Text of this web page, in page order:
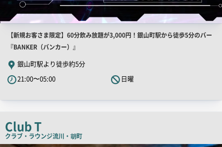
店
舗
PR
キ
ャ
ピ
ー
【新規お客さま限定】60分飲み放題が3,000円！銀山町駅から徒歩5分のバー
『BANKER（バンカー）』
銀山町駅より徒歩約5分
21:00〜05:00
日曜
Club T
クラブ・ラウンジ流川・胡町